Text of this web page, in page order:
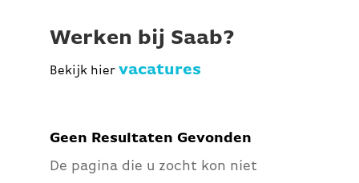
Werken bij Saab?
Bekijk hiervacatures
Geen Resultaten Gevonden
De pagina die u zocht kon niet